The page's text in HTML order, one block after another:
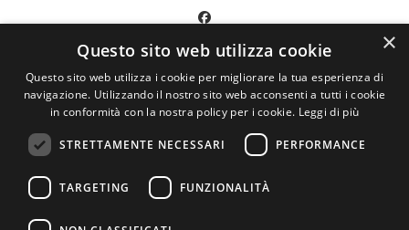
CHI SIAMO
LCIF
DOCUMENTI
ATTIVITÀ
×
Questo sito web utilizza cookie
Questo sito web utilizza i cookie per migliorare la tua esperienza di
navigazione. Utilizzando il nostro sito web acconsenti a tutti i cookie
in conformità con la nostra policy per i cookie. Leggi di più
STRETTAMENTE NECESSARI PERFORMANCE
TARGETING FUNZIONALITÀ